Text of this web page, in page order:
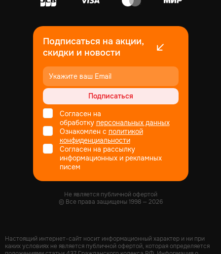
Подписаться на акции,
скидки и новости
Подписаться
Согласен на
обработку персональных данных
Ознакомлен с политикой
конфиденциальности
Согласен на рассылку
информационных и рекламных
писем
Не является публичной офертой
© Все права защищены1998— 2026
Настоящий интернет-сайт носит информационный характер и ни при
каких условиях не является публичной офертой, которая определяется